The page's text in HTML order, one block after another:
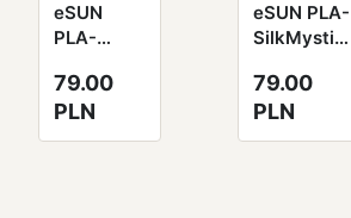
eSUN
PLA-
Filament
1.75mm
1000g
79.00
PLN
eSUN PLA-
SilkMystic
1.75mm
1000g
miedziano-
79.00
PLN